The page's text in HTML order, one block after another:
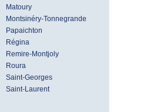
Matoury
Montsinéry-Tonnegrande
Papaichton
Régina
Remire-Montjoly
Roura
Saint-Georges
Saint-Laurent